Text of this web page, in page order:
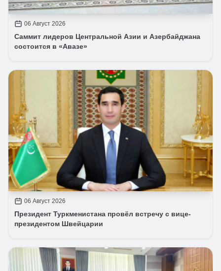
06 Август 2026
Саммит лидеров Центральной Азии и Азербайджана
состоится в «Авазе»
06 Август 2026
Президент Туркменистана провёл встречу с вице-
президентом Швейцарии